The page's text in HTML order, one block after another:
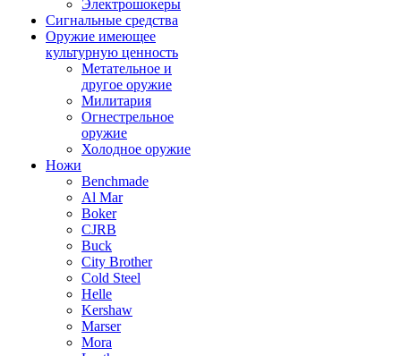
Электрошокеры
Сигнальные средства
Оружие имеющее
культурную ценность
Метательное и
другое оружие
Милитария
Огнестрельное
оружие
Холодное оружие
Ножи
Benchmade
Al Mar
Boker
CJRB
Buck
City Brother
Cold Steel
Helle
Kershaw
Marser
Mora